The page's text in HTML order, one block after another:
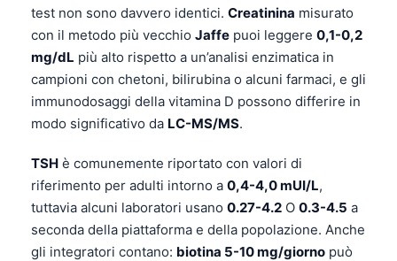
test non sono davvero identici. Creatinina misurato
con il metodo più vecchio Jaffe puoi leggere 0,1-0,2
mg/dL più alto rispetto a un’analisi enzimatica in
campioni con chetoni, bilirubina o alcuni farmaci, e gli
immunodosaggi della vitamina D possono differire in
modo significativo da LC-MS/MS.
TSH è comunemente riportato con valori di
riferimento per adulti intorno a 0,4-4,0 mUI/L,
tuttavia alcuni laboratori usano 0.27-4.2 O 0.3-4.5 a
seconda della piattaforma e della popolazione. Anche
gli integratori contano: biotina 5-10 mg/giorno può